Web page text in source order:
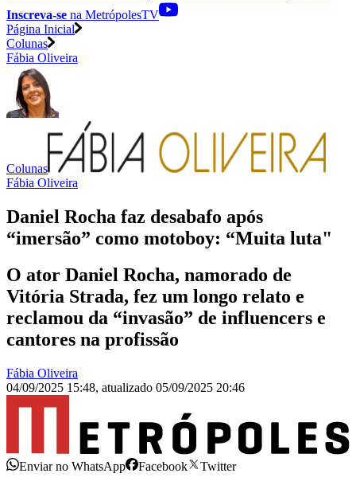
Inscreva-se na MetrópolesTV
Página Inicial
Colunas
Fábia Oliveira
Colunas
Fábia Oliveira
Daniel Rocha faz desabafo após
“imersão” como motoboy: “Muita luta"
O ator Daniel Rocha, namorado de
Vitória Strada, fez um longo relato e
reclamou da “invasão” de influencers e
cantores na profissão
Fábia Oliveira
04/09/2025 15:48, atualizado 05/09/2025 20:46
Enviar no WhatsApp Facebook
Twitter